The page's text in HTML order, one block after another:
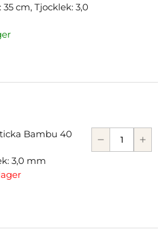
35 cm, Tjocklek: 3,0
Bambu 40
3,0 mm